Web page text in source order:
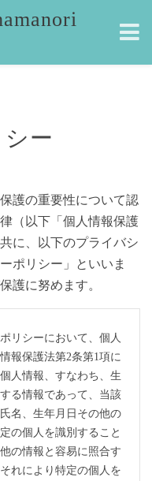
ー
護の重要性について認
（以下「個人情報保護
に、以下のプライバシ
ポリシー」といいま
護に努めます。
リシーにおいて、個人
報保護法第2条第1項に
人情報、すなわち、生
る情報であって、当該
名、生年月日その他の
の個人を識別すること
の情報と容易に照合す
れにより特定の個人を